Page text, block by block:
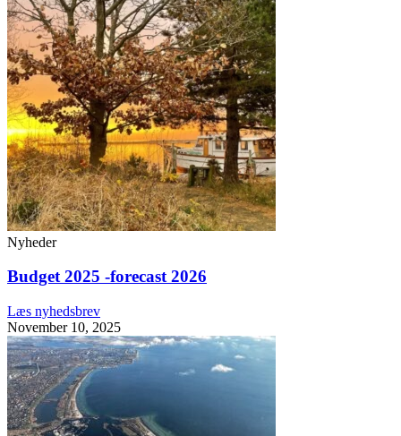
Nyheder
Budget 2025 -forecast 2026
Læs nyhedsbrev
November 10, 2025